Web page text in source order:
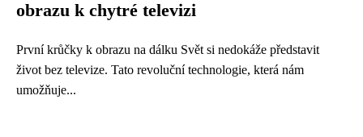
obrazu k chytré televizi
První krůčky k obrazu na dálku Svět si nedokáže představit
život bez televize. Tato revoluční technologie, která nám
umožňuje...